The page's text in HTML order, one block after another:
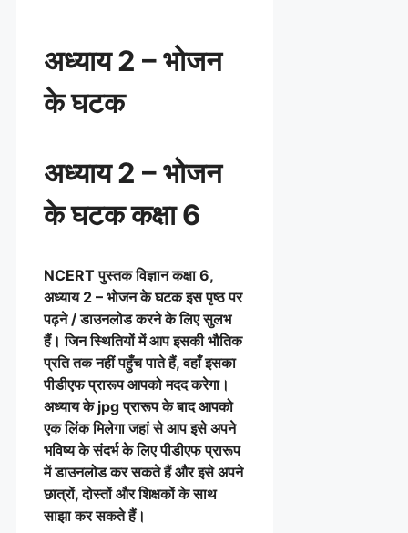
अध्याय 2 – भोजन
के घटक
अध्याय 2 – भोजन
के घटक कक्षा 6
NCERT पुस्तक विज्ञान कक्षा 6,
अध्याय 2 – भोजन के घटक इस पृष्ठ पर
पढ़ने / डाउनलोड करने के लिए सुलभ
हैं। जिन स्थितियों में आप इसकी भौतिक
प्रति तक नहीं पहुँच पाते हैं, वहाँ इसका
पीडीएफ प्रारूप आपको मदद करेगा।
अध्याय के jpg प्रारूप के बाद आपको
एक लिंक मिलेगा जहां से आप इसे अपने
भविष्य के संदर्भ के लिए पीडीएफ प्रारूप
में डाउनलोड कर सकते हैं और इसे अपने
छात्रों, दोस्तों और शिक्षकों के साथ
साझा कर सकते हैं।